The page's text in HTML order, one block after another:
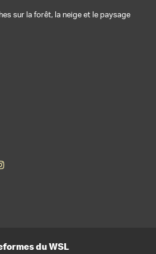
sur la forêt, la neige et le paysage
du WSL